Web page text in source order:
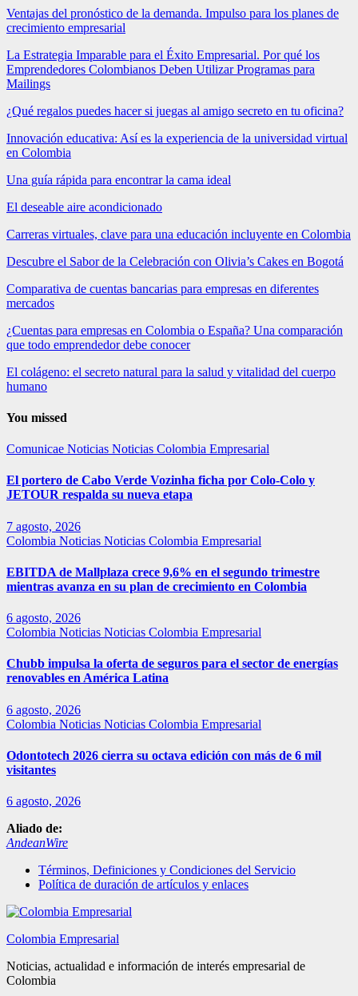
Ventajas del pronóstico de la demanda. Impulso para los planes de
crecimiento empresarial
La Estrategia Imparable para el Éxito Empresarial. Por qué los
Emprendedores Colombianos Deben Utilizar Programas para
Mailings
¿Qué regalos puedes hacer si juegas al amigo secreto en tu oficina?
Innovación educativa: Así es la experiencia de la universidad virtual
en Colombia
Una guía rápida para encontrar la cama ideal
El deseable aire acondicionado
Carreras virtuales, clave para una educación incluyente en Colombia
Descubre el Sabor de la Celebración con Olivia’s Cakes en Bogotá
Comparativa de cuentas bancarias para empresas en diferentes
mercados
¿Cuentas para empresas en Colombia o España? Una comparación
que todo emprendedor debe conocer
El colágeno: el secreto natural para la salud y vitalidad del cuerpo
humano
You missed
Comunicae Noticias Noticias Colombia Empresarial
El portero de Cabo Verde Vozinha ficha por Colo-Colo y
JETOUR respalda su nueva etapa
7 agosto, 2026
Colombia Noticias Noticias Colombia Empresarial
EBITDA de Mallplaza crece 9,6% en el segundo trimestre
mientras avanza en su plan de crecimiento en Colombia
6 agosto, 2026
Colombia Noticias Noticias Colombia Empresarial
Chubb impulsa la oferta de seguros para el sector de energías
renovables en América Latina
6 agosto, 2026
Colombia Noticias Noticias Colombia Empresarial
Odontotech 2026 cierra su octava edición con más de 6 mil
visitantes
6 agosto, 2026
Aliado de:
AndeanWire
Términos, Definiciones y Condiciones del Servicio
Política de duración de artículos y enlaces
Colombia Empresarial
Noticias, actualidad e información de interés empresarial de
Colombia